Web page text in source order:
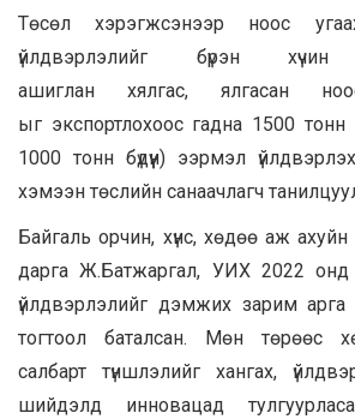
Төсөл хэрэгжсэнээр ноос
үйлдвэрлэлийг бүрэн
ашиглан хялгас, ялгасан
ыг экспортлохоос гадна 1500
1000 тонн бүдүүн) ээрмэл
хэмээн төслийн санаачлагч
Байгаль орчин, хүнс, хөдөө аж
дарга Ж.Батжаргал, УИХ 2022
үйлдвэрлэлийг дэмжих зарим
тогтоол баталсан. Мөн төрөөс
салбарт түншлэлийг хангах,
шийдэлд инновацад